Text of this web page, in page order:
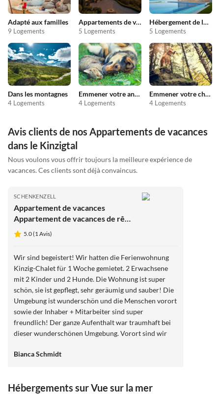
Adapté aux familles
9 Logements
Appartements de vacances pas chers
5 Logements
Hébergement de luxe
5 Logements
Dans les montagnes
4 Logements
Emmener votre animal en vacances
4 Logements
Emmener votre chien en vacances
4 Logements
Avis clients de nos Appartements de vacances
dans le Kinzigtal
Nous voulons vous offrir toujours la meilleure expérience de
vacances. Ces clients sont déjà convaincus.
SCHENKENZELL
Appartement de vacances
Appartement de vacances de rêve
Kinzig-Chalet
5.0 (1 Avis)
Wir sind begeistert! Wir hatten die Ferienwohnung
Kinzig-Chalet für 1 Woche gemietet. 2 Erwachsene
mit 2 Kinder und 2 Hunde. Die Wohnung ist super
schön, sie ist gepflegt, sehr geräumig und sauber! Die
Umgebung ist wunderschön und die Menschen vorort
sowie der Inhaber + Mitarbeiter sind super
freundlich! Der ganze Aufenthalt war traumhaft bei
dieser wunderschönen Umgebung. Vorort sind wir
Restaurant Schenkenburg lecker gegessen. Besonders
Wutachschlucht, Dietfurter Wasserfall,
Bianca Schmidt
Hébergements sur Vue sur la mer